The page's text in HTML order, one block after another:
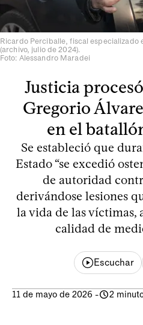
Ricardo Perciballe, fiscal especializado
(archivo, julio de 2024).
Foto: Alessandro Maradei
Justicia
Gregorio
en el
Se estableció que
Estado “se excedió
de autoridad
derivándose lesiones
la vida de las víctimas,
calidad de
Escuchar
11 de mayo de 2026 - 2